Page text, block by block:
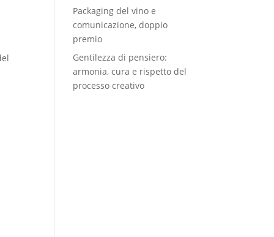
Packaging del vino e
comunicazione, doppio
premio
Gentilezza di pensiero:
armonia, cura e rispetto del
processo creativo